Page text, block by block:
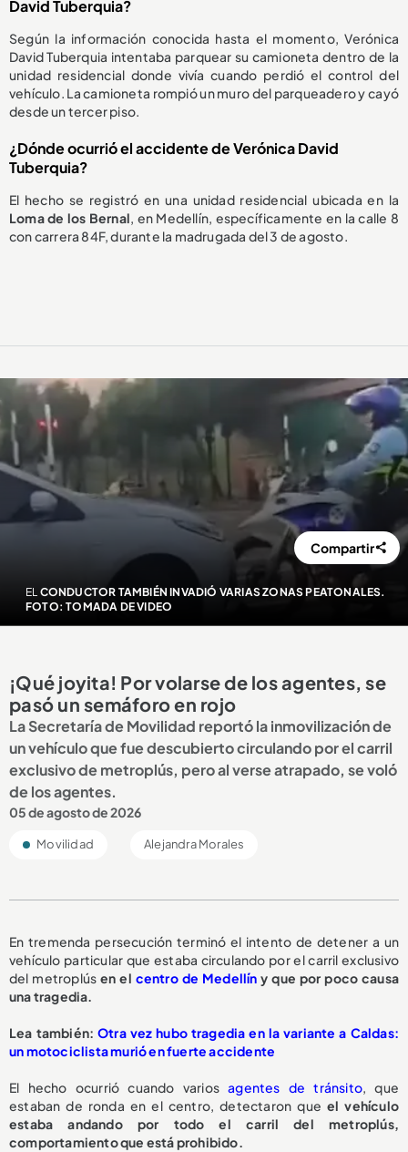
David Tuberquia?
Según la información conocida hasta el momento, Verónica
David Tuberquia intentaba parquear su camioneta dentro de la
unidad residencial donde vivía cuando perdió el control del
vehículo. La camioneta rompió un muro del parqueadero y cayó
desde un tercer piso.
¿Dónde ocurrió el accidente de Verónica David
Tuberquia?
El hecho se registró en una unidad residencial ubicada en la
Loma de los Bernal, en Medellín, específicamente en la calle 8
con carrera 84F, durante la madrugada del 3 de agosto.
EL CONDUCTOR TAMBIÉN INVADIÓ VARIAS ZONAS PEATONALES.
FOTO: TOMADA DE VIDEO
Compartir
¡Qué joyita! Por volarse de los agentes, se
pasó un semáforo en rojo
La Secretaría de Movilidad reportó la inmovilización de
un vehículo que fue descubierto circulando por el carril
exclusivo de metroplús, pero al verse atrapado, se voló
de los agentes.
05 de agosto de 2026
Movilidad Alejandra Morales
En tremenda persecución terminó el intento de detener a un
vehículo particular que estaba circulando por el carril exclusivo
del metroplúsen el centro de Medellín y que por poco causa
una tragedia.
Lea también: Otra vez hubo tragedia en la variante a Caldas:
un motociclista murió en fuerte accidente
El hecho ocurrió cuando variosagentes de tránsito, que
estaban de ronda en el centro, detectaron que el vehículo
estaba andando por todo el carril del metroplús,
comportamiento que está prohibido.